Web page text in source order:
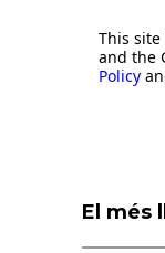
This site
and the
Policy
El més